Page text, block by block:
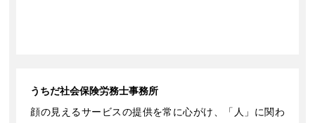
うちだ社会保険労務士事務所
顔の見えるサービスの提供を常に心がけ、「人」に関わ